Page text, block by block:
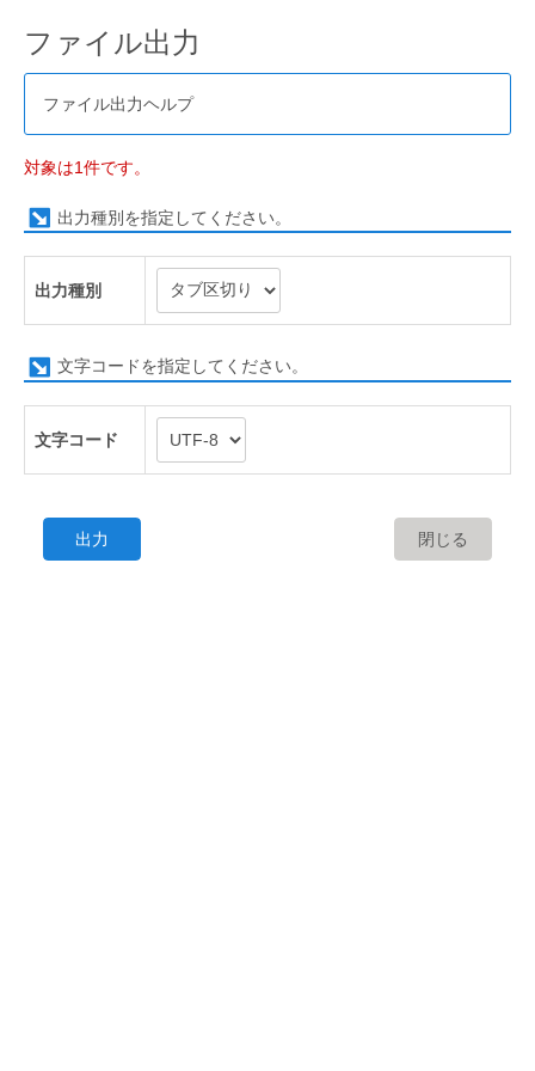
ファイル出力
ファイル出力ヘルプ
対象は1件です。
出力種別を指定してください。
出力種別
文字コードを指定してください。
文字コード